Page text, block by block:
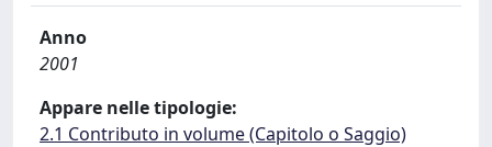
Anno
2001
Appare nelle tipologie:
2.1 Contributo in volume (Capitolo o Saggio)